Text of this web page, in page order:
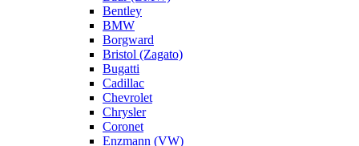
Bentley
BMW
Borgward
Bristol (Zagato)
Bugatti
Cadillac
Chevrolet
Chrysler
Coronet
Enzmann (VW)